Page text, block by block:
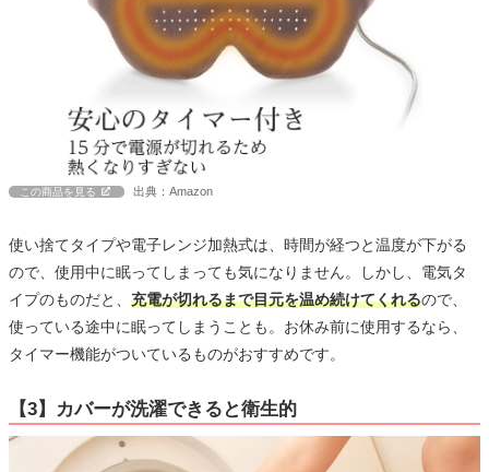
この商品を見る 出典：Amazon
使い捨てタイプや電子レンジ加熱式は、時間が経つと温度が下がる
ので、使用中に眠ってしまっても気になりません。しかし、電気タ
イプのものだと、 充電が切れるまで目元を温め続けてくれるので、
使っている途中に眠ってしまうことも。お休み前に使用するなら、
タイマー機能がついているものがおすすめです。
【3】カバーが洗濯できると衛生的